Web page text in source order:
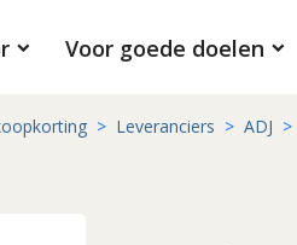
Voor goede doelen
Leveranciers ADJ